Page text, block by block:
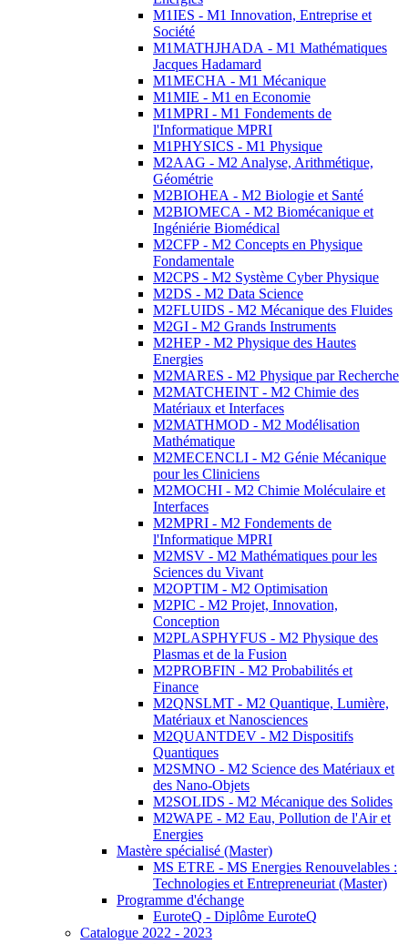
M1IES - M1 Innovation, Entreprise et
Société
M1MATHJHADA - M1 Mathématiques
Jacques Hadamard
M1MECHA - M1 Mécanique
M1MIE - M1 en Economie
M1MPRI - M1 Fondements de
l'Informatique MPRI
M1PHYSICS - M1 Physique
M2AAG - M2 Analyse, Arithmétique,
Géométrie
M2BIOHEA - M2 Biologie et Santé
M2BIOMECA - M2 Biomécanique et
Ingéniérie Biomédical
M2CFP - M2 Concepts en Physique
Fondamentale
M2CPS - M2 Système Cyber Physique
M2DS - M2 Data Science
M2FLUIDS - M2 Mécanique des Fluides
M2GI - M2 Grands Instruments
M2HEP - M2 Physique des Hautes
Energies
M2MARES - M2 Physique par Recherche
M2MATCHEINT - M2 Chimie des
Matériaux et Interfaces
M2MATHMOD - M2 Modélisation
Mathématique
M2MECENCLI - M2 Génie Mécanique
pour les Cliniciens
M2MOCHI - M2 Chimie Moléculaire et
Interfaces
M2MPRI - M2 Fondements de
l'Informatique MPRI
M2MSV - M2 Mathématiques pour les
Sciences du Vivant
M2OPTIM - M2 Optimisation
M2PIC - M2 Projet, Innovation,
Conception
M2PLASPHYFUS - M2 Physique des
Plasmas et de la Fusion
M2PROBFIN - M2 Probabilités et
Finance
M2QNSLMT - M2 Quantique, Lumière,
Matériaux et Nanosciences
M2QUANTDEV - M2 Dispositifs
Quantiques
M2SMNO - M2 Science des Matériaux et
des Nano-Objets
M2SOLIDS - M2 Mécanique des Solides
M2WAPE - M2 Eau, Pollution de l'Air et
Energies
Mastère spécialisé (Master)
MS ETRE - MS Energies Renouvelables :
Technologies et Entrepreneuriat (Master)
Programme d'échange
EuroteQ - Diplôme EuroteQ
Catalogue 2022 - 2023